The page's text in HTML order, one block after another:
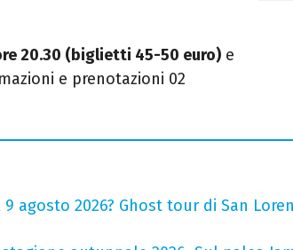
20.30 (biglietti 45-50 euro) e
e prenotazioni 02
agosto 2026? Ghost tour di San